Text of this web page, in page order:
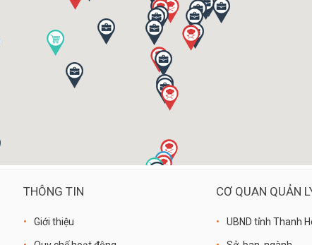
THÔNG TIN
Giới thiệu
CƠ QUAN QUẢN
UBND tỉnh Thanh